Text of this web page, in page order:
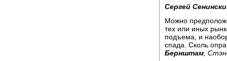
Сергей
Можно
тех или иных
подъема, и
спада. Сколь
Бернштам ,